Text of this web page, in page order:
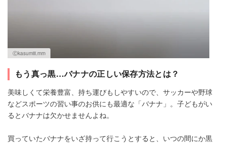
Ⓒkasumiii.mm
もう真っ黒…バナナの正しい保存方法とは？
美味しくて栄養豊富、持ち運びもしやすいので、サッカーや野球
などスポーツの習い事のお供にも最適な「バナナ」。子どもがい
るとバナナは欠かせませんよね。
買っていたバナナをいざ持って行こうとすると、いつの間にか黒